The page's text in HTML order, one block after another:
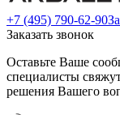
+7 (495) 790-62-90
Заказать звонок
Оставьте Ваше
специалисты
решения Вашего